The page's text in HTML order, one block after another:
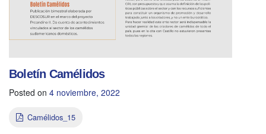
Boletín Camélidos
Posted on 4 noviembre, 2022
Camélidos_15